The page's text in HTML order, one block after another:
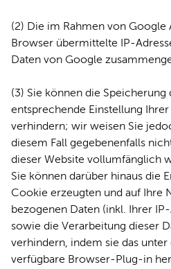
(2) Die im Rahmen von Google
Browser übermittelte IP-
Daten von Google
(3) Sie können die
entsprechende Einstellung
verhindern; wir weisen Sie
diesem Fall gegebenenfalls
dieser Website vollumfänglich
Sie können darüber hinaus die
Cookie erzeugten und auf Ihre
bezogenen Daten (inkl. Ihrer
sowie die Verarbeitung dieser
verhindern, indem sie das
verfügbare Browser-Plug-in